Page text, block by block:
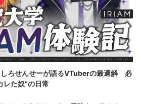
しろせんせーが語るVTuberの最適解 必
レた奴”の日常